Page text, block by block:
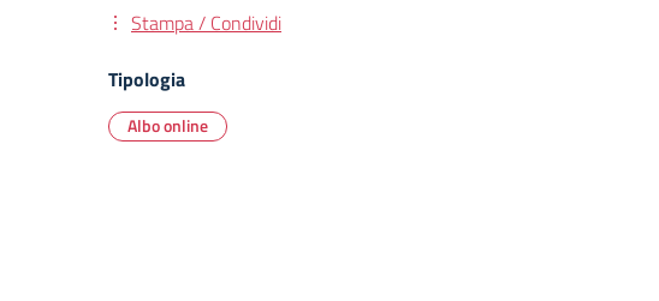
Stampa / Condividi
Tipologia
Albo online